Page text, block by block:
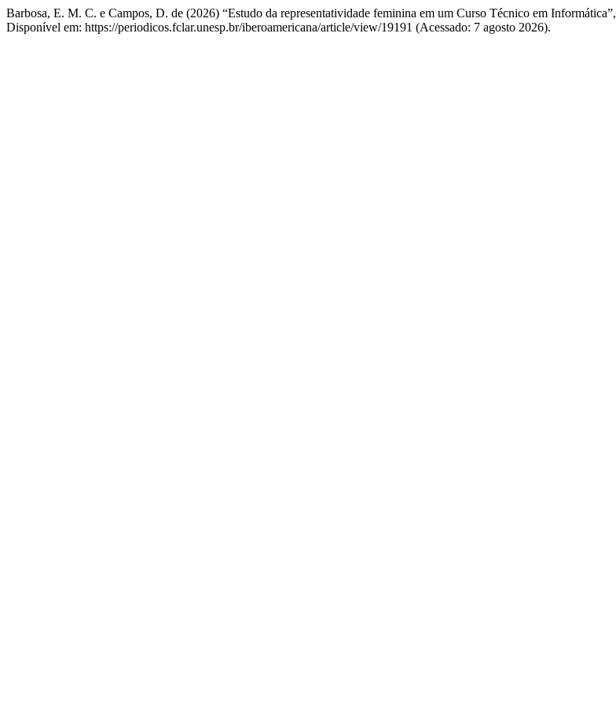
Barbosa, E. M. C. e Campos, D. de (2026) “Estudo da representatividade feminina em um Curso Técnico em Informática”,
Disponível em: https://periodicos.fclar.unesp.br/iberoamericana/article/view/19191 (Acessado: 7 agosto 2026).